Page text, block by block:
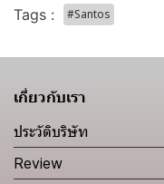
Tags : #Santos
เกี่ยวกับเรา
ประวัติบริษัท
Review